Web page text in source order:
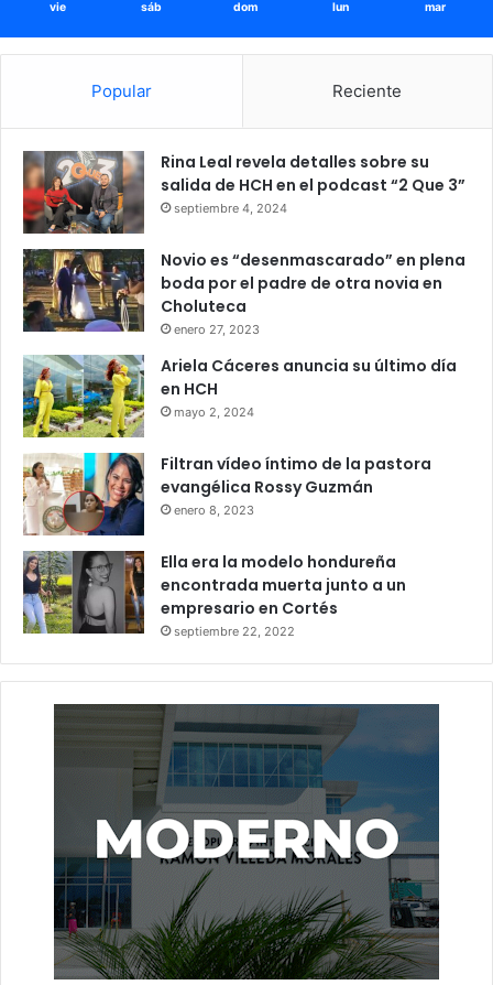
vie sáb dom lun mar
Popular Reciente
Rina Leal revela detalles sobre su
salida de HCH en el podcast “2 Que 3”
septiembre 4, 2024
Novio es “desenmascarado” en plena
boda por el padre de otra novia en
Choluteca
enero 27, 2023
Ariela Cáceres anuncia su último día
en HCH
mayo 2, 2024
Filtran vídeo íntimo de la pastora
evangélica Rossy Guzmán
enero 8, 2023
Ella era la modelo hondureña
encontrada muerta junto a un
empresario en Cortés
septiembre 22, 2022